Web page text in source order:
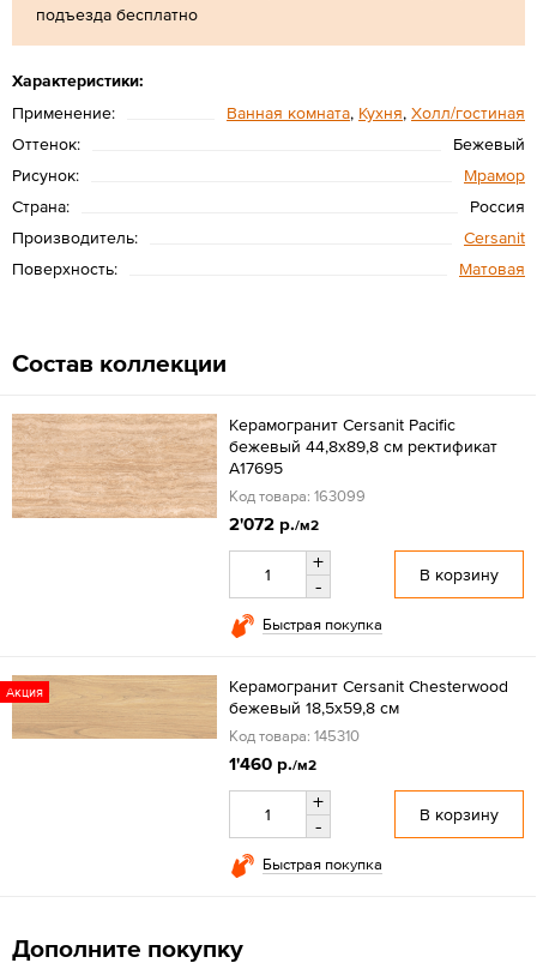
подъезда бесплатно
Характеристики:
Применение:
Ванная комната, Кухня, Холл/гостиная
Оттенок:
Бежевый
Рисунок:
Мрамор
Страна:
Россия
Производитель:
Cersanit
Поверхность:
Матовая
Состав коллекции
Керамогранит Cersanit Pacific
бежевый 44,8x89,8 см ректификат
A17695
Код товара: 163099
2'072 р./м2
+
-
В корзину
Быстрая покупка
Акция
Керамогранит Cersanit Chesterwood
бежевый 18,5x59,8 см
Код товара: 145310
1'460 р./м2
+
-
В корзину
Быстрая покупка
Дополните покупку